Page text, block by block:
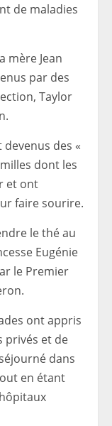
de maladies
mère Jean
par des
Taylor
des «
dont les
et ont
faire sourire.
le thé au
Eugénie
le Premier
ont appris
privés et de
dans
en étant